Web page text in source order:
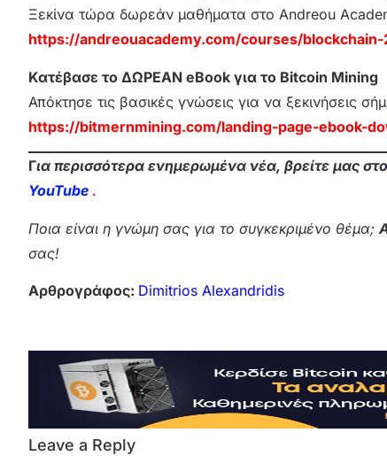
Ξεκίνα τώρα δωρεάν μαθήματα στο Andreou
https://andreouacademy.com/courses/
Κατέβασε το ΔΩΡΕΑΝ eBook για το Bitcoin Mining
Απόκτησε τις βασικές γνώσεις για να ξεκινήσεις
https://bitmernmining.com/landing-page-ebook-
Για περισσότερα ενημερωμένα νέα, βρείτε μας στο
YouTube .
Ποια είναι η γνώμη σας για το συγκεκριμένο θέμα;
σας!
Αρθρογράφος: Dimitrios Alexandridis
Leave a Reply